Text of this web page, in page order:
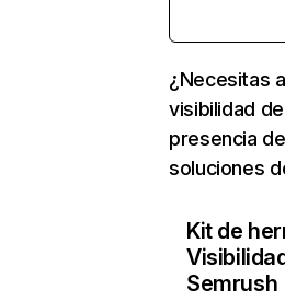
¿Necesitas
visibilidad
presencia
soluciones
Kit de
Semrush